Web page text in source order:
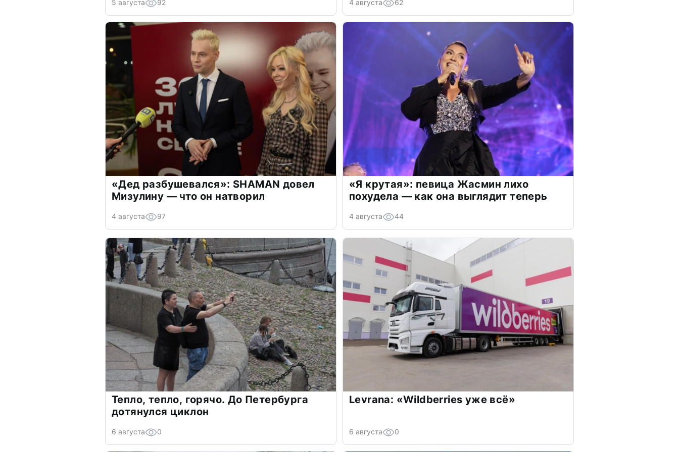
5 августа 92 4 августа 62
«Дед разбушевался»: SHAMAN довел
Мизулину — что он натворил
4 августа 97
«Я крутая»: певица Жасмин лихо
похудела — как она выглядит теперь
4 августа 44
Тепло, тепло, горячо. До Петербурга
дотянулся циклон
6 августа 0
Levrana: «Wildberries уже всё»
6 августа 0